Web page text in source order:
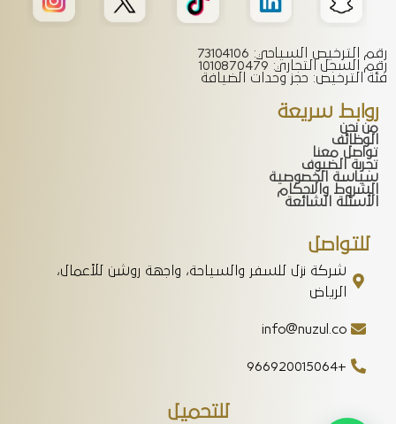
رقم الترخيص السياحي: 73104106
رقم السجل التجاري: 1010870479
فئة الترخيص: حجز وحدات الضيافة
روابط سريعة
من نحن
الوظائف
تواصل معنا
تجربة الضيوف
سياسة الخصوصية
الشروط والاحكام
الأسئلة الشائعة
للتواصل
شركة نزل للسفر والسياحة، واجهة روشن للأعمال،
الرياض
info@nuzul.co
+966920015064
للتحميل